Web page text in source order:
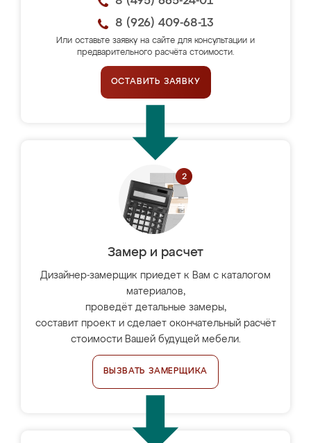
8 (926) 409-68-13
Или оставьте заявку на сайте для консультации и
предварительного расчёта стоимости.
ОСТАВИТЬ ЗАЯВКУ
Замер и расчет
Дизайнер-замерщик приедет к Вам с каталогом
материалов,
проведёт детальные замеры,
составит проект и сделает окончательный расчёт
стоимости Вашей будущей мебели.
ВЫЗВАТЬ ЗАМЕРЩИКА